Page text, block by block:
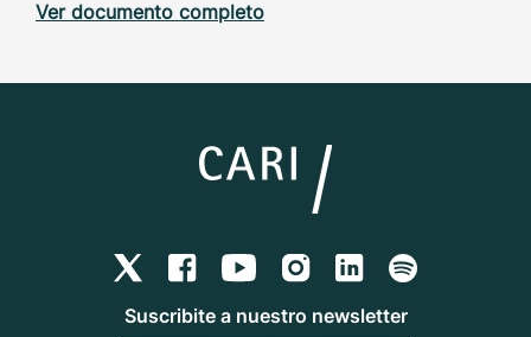
Ver documento completo
Suscribite a nuestro newsletter